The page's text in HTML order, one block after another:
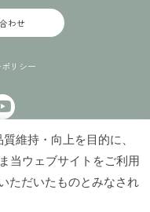
わせ
リシー
維持・向上を目的に、
当ウェブサイトをご利用
ただいたものとみなされ